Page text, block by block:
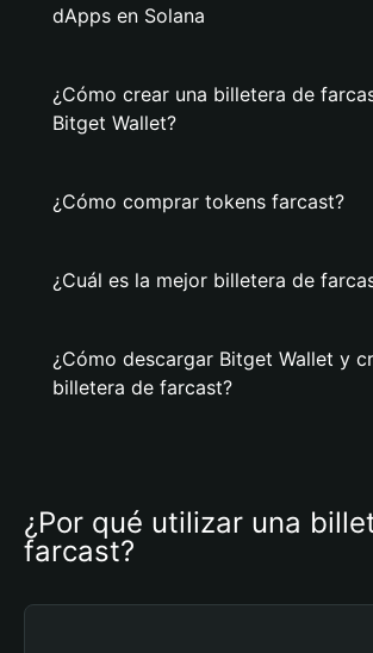
dApps en Solana
¿Cómo crear una billetera de
Bitget Wallet?
¿Cómo comprar tokens farcast?
¿Cuál es la mejor billetera de
¿Cómo descargar Bitget Wallet y
billetera de farcast?
¿Por qué utilizar una
farcast?